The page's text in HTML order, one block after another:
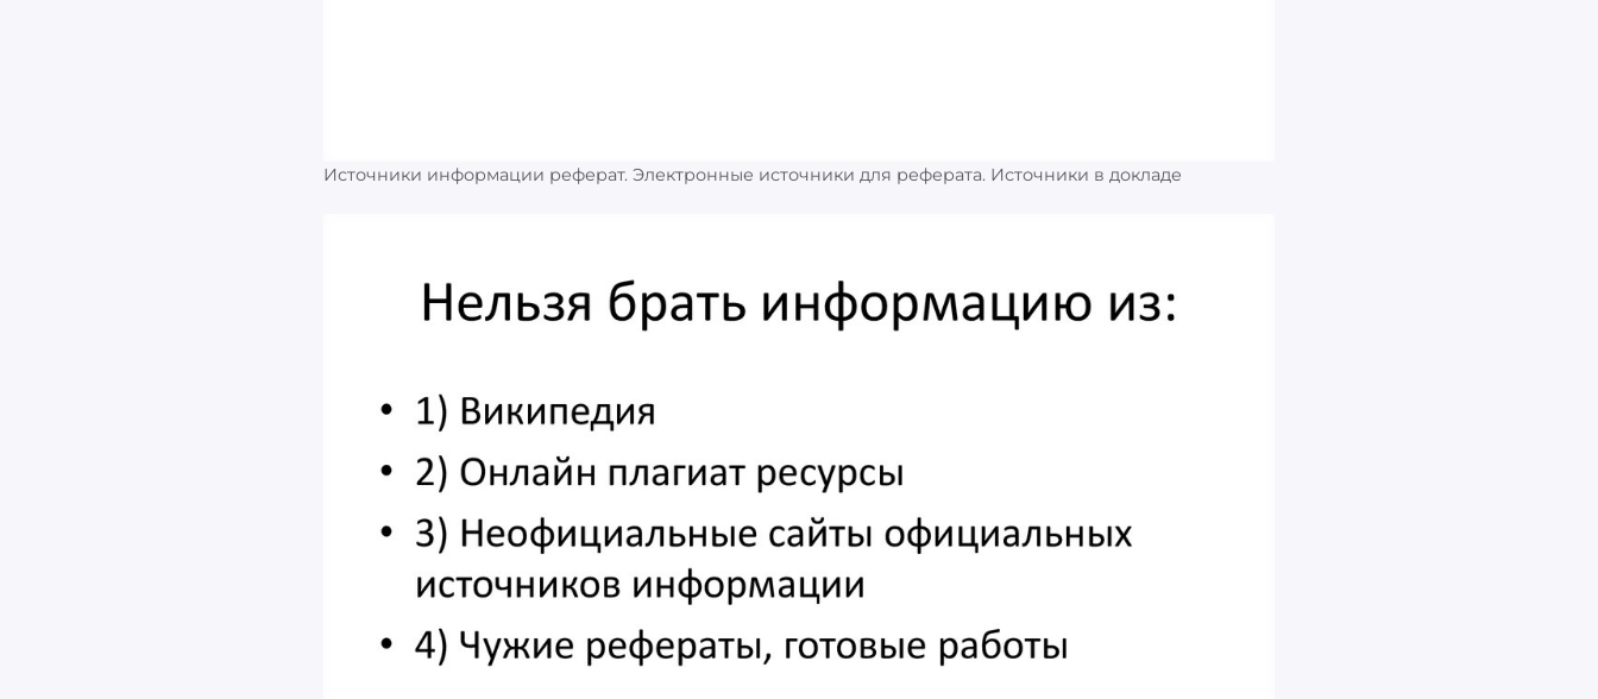
Источники информации реферат. Электронные источники для реферата. Источники в докладе